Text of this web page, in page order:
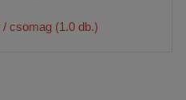
/ csomag (1.0 db.)